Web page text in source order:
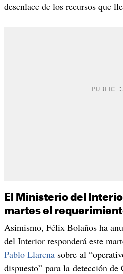
desenlace de los recursos que
El Ministerio del
martes el
Asimismo, Félix Bolaños ha
del Interior responderá este
Pablo Llarenasobre al
dispuesto” para la detección de